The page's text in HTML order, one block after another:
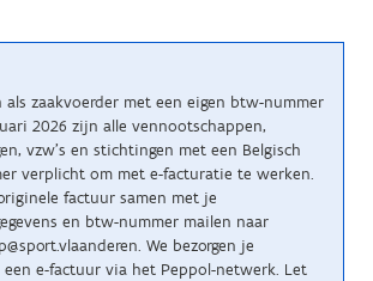
als zaakvoerder met een eigen btw-nummer
2026 zijn alle vennootschappen,
vzw’s en stichtingen met een Belgisch
verplicht om met e-facturatie te werken.
factuur samen met je
en btw-nummer mailen naar
We bezorgen je
een e-factuur via het Peppol-netwerk. Let